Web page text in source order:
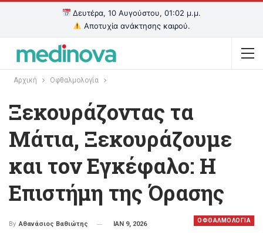
Δευτέρα, 10 Αυγούστου, 01:02 μ.μ.
Αποτυχία ανάκτησης καιρού.
Αρχική Οφθαλμολογία
Ξεκουράζοντας τα
Μάτια, Ξεκουράζουμε
και τον Εγκέφαλο: Η
Επιστήμη της Όρασης
ΟΦΘΑΛΜΟΛΟΓΙΑ
By Αθανάσιος Βαθιώτης ΙΑΝ 9, 2026